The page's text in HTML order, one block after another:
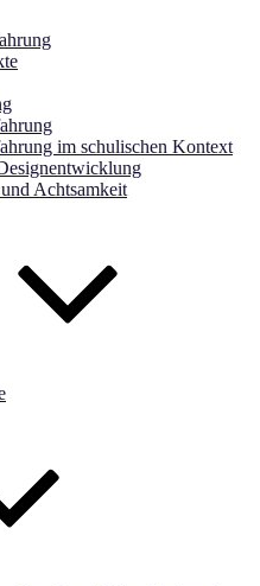
im schulischen Kontext
Achtsamkeit